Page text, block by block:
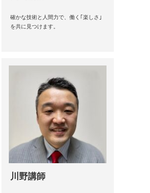
確かな技術と人間力で、働く｢楽しさ｣
を共に見つけます。
川野講師